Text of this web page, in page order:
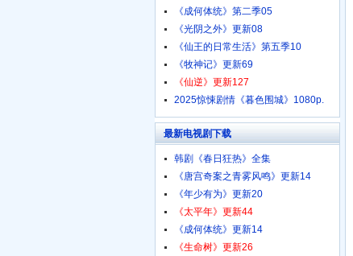
《成何体统》第二季05
《光阴之外》更新08
《仙王的日常生活》第五季10
《牧神记》更新69
《仙逆》更新127
2025惊悚剧情《暮色围城》1080p.
最新电视剧下载
韩剧《春日狂热》全集
《唐宫奇案之青雾风鸣》更新14
《年少有为》更新20
《太平年》更新44
《成何体统》更新14
《生命树》更新26